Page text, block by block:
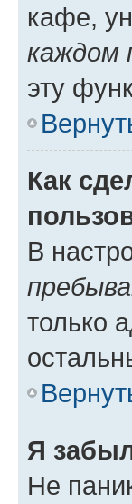
кафе,
каждом
эту
Как
В
только
Я
Не